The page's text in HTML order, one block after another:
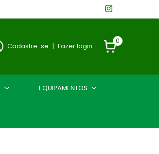
Cadastre-se | Fazer login
0
EQUIPAMENTOS